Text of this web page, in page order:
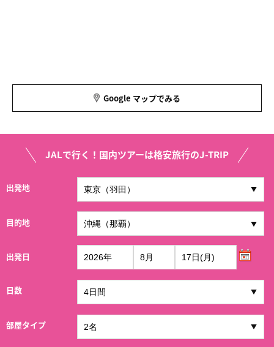
Google マップでみる
JALで行く！国内ツアーは格安旅行のJ-TRIP
出発地
目的地
出発日
日数
部屋タイプ